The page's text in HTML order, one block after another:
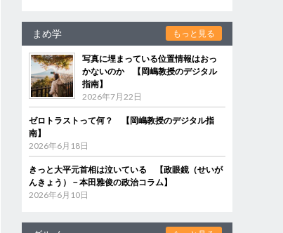
まめ学 もっと見る
写真に埋まっている位置情報はおっ
かないのか 【岡嶋教授のデジタル
指南】
2026年7月22日
ゼロトラストって何？ 【岡嶋教授のデジタル指
南】
2026年6月18日
きっと大平元首相は泣いている 【政眼鏡（せいが
んきょう）－本田雅俊の政治コラム】
2026年6月10日